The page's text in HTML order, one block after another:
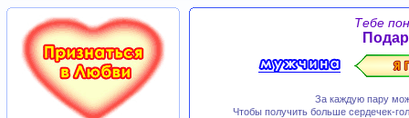
Тебе
За каждую пару
Чтобы получить больше сердечек-